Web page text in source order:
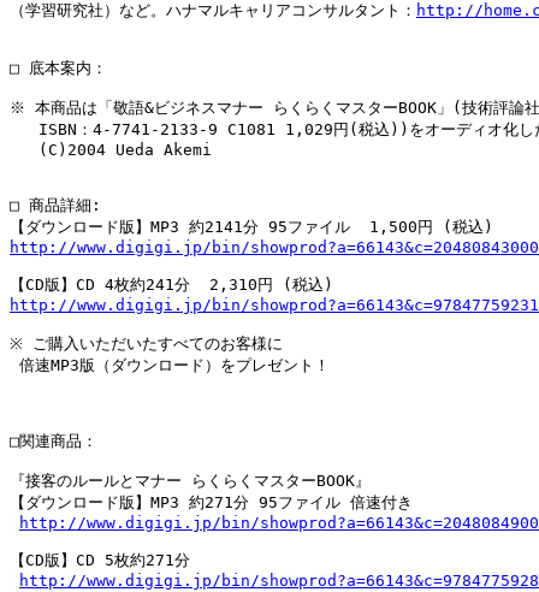
（学習研究社）など。ハナマルキャリアコンサルタント： http://
□ 底本案内：
※ 本商品は「敬語&ビジネスマナー らくらくマスターBOOK」(技術評論
ISBN：4-7741-2133-9 C1081 1,029円(税込))をオーディオ化した
   (C)2004 Ueda Akemi
□ 商品詳細:
http://www.digigi.jp/bin/
http://www.digigi.jp/bin/
※ ご購入いただいたすべてのお客様に
倍速MP3版（ダウンロード）をプレゼント！
□関連商品：
『接客のルールとマナー らくらくマスターBOOK』
【ダウンロード版】MP3 約271分 95ファイル 倍速付き
http://www.digigi.jp/bin/
【CD版】CD 5枚約271分
http://www.digigi.jp/bin/